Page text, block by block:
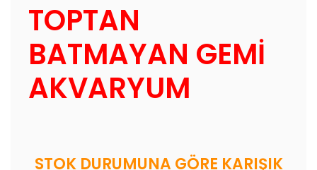
TOPTAN
BATMAYAN GEMİ
AKVARYUM
STOK DURUMUNA GÖRE KARIŞIK